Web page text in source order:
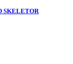
SKELETOR